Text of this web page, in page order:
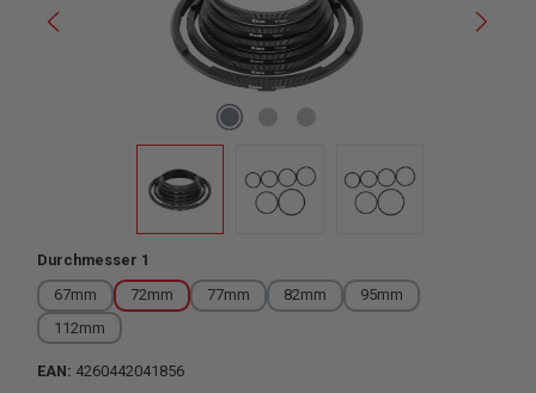
Durchmesser 1
67mm
72mm 77mm 82mm
95mm
112mm
EAN: 4260442041856